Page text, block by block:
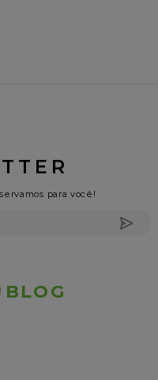
para você!
BLOG